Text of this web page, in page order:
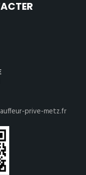
prive-metz.fr